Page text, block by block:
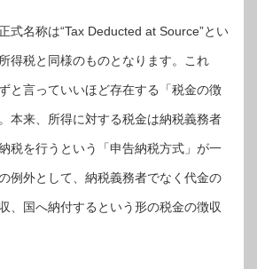
式名称は“Tax Deducted at Source”とい
得税と同様のものとなります。これ
と言っていいほど存在する「税金の徴
本来、所得に対する税金は納税義務者
税を行うという「申告納税方式」が一
例外として、納税義務者でなく代金の
、国へ納付するという形の税金の徴収